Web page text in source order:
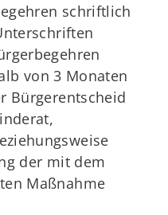
schriftlich
von 3 Monaten
Bürgerentscheid
der mit dem
Maßnahme